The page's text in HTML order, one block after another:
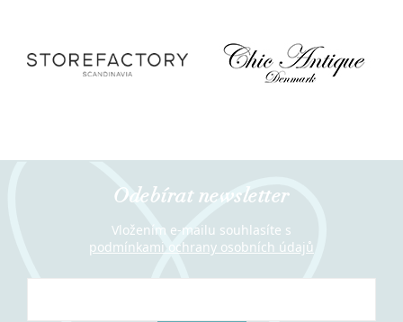
Odebírat newsletter
Vložením e-mailu souhlasíte s
podmínkami ochrany osobních údajů